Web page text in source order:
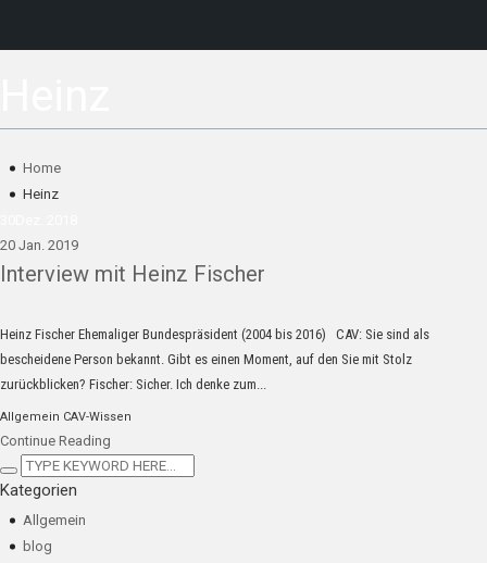
Home
Heinz
20 Jan. 2019
Interview mit Heinz Fischer
Heinz Fischer Ehemaliger Bundespräsident (2004 bis 2016) CAV: Sie sind als
bescheidene Person bekannt. Gibt es einen Moment, auf den Sie mit Stolz
zurückblicken? Fischer: Sicher. Ich denke zum...
Allgemein CAV-Wissen
Continue Reading
Kategorien
Allgemein
blog